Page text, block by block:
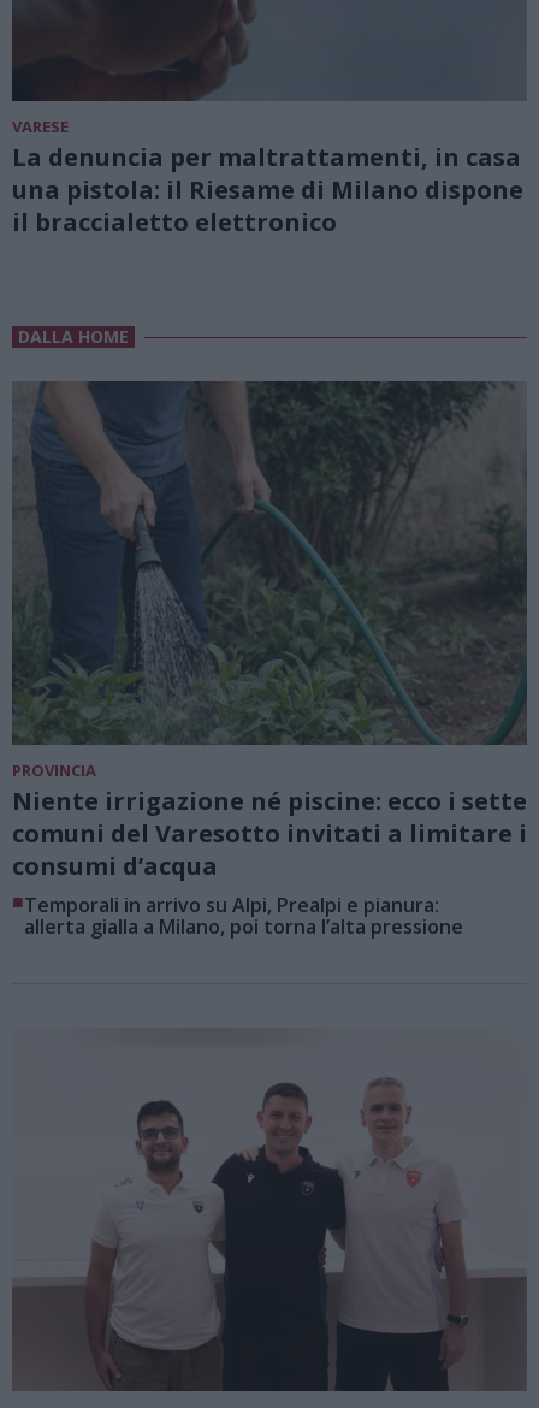
VARESE
La denuncia per maltrattamenti, in casa
una pistola: il Riesame di Milano dispone
il braccialetto elettronico
DALLA HOME
PROVINCIA
Niente irrigazione né piscine: ecco i sette
comuni del Varesotto invitati a limitare i
consumi d’acqua
■Temporali in arrivo su Alpi, Prealpi e pianura:
allerta gialla a Milano, poi torna l’alta pressione